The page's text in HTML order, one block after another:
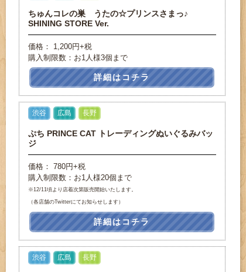
ちゅんコレの巣 うたの☆プリンスさまっ♪
SHINING STORE Ver.
価格： 1,200円+税
購入制限数：お1人様3個まで
詳細はコチラ
渋谷 広島 長野
ぷち PRINCE CAT トレーディングぬいぐるみバッ
ジ
価格： 780円+税
購入制限数：お1人様20個まで
※12/11頃より店着次第販売開始いたします。
（各店舗のTwitterにてお知らせします）
詳細はコチラ
渋谷 広島 長野